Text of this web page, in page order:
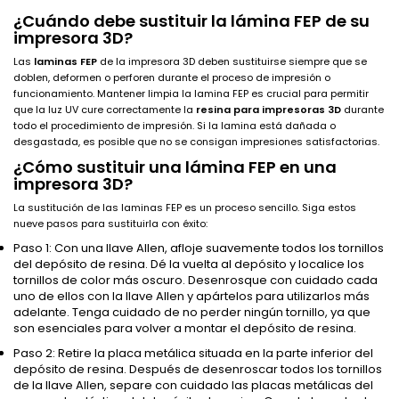
¿Cuándo debe sustituir la lámina FEP de su
impresora 3D?
Las laminas FEP de la impresora 3D deben sustituirse siempre que se
doblen, deformen o perforen durante el proceso de impresión o
funcionamiento. Mantener limpia la lamina FEP es crucial para permitir
que la luz UV cure correctamente la resina para impresoras 3D durante
todo el procedimiento de impresión. Si la lamina está dañada o
desgastada, es posible que no se consigan impresiones satisfactorias.
¿Cómo sustituir una lámina FEP en una
impresora 3D?
La sustitución de las laminas FEP es un proceso sencillo. Siga estos
nueve pasos para sustituirla con éxito:
Paso 1: Con una llave Allen, afloje suavemente todos los tornillos
del depósito de resina. Dé la vuelta al depósito y localice los
tornillos de color más oscuro. Desenrosque con cuidado cada
uno de ellos con la llave Allen y apártelos para utilizarlos más
adelante. Tenga cuidado de no perder ningún tornillo, ya que
son esenciales para volver a montar el depósito de resina.
Paso 2: Retire la placa metálica situada en la parte inferior del
depósito de resina. Después de desenroscar todos los tornillos
de la llave Allen, separe con cuidado las placas metálicas del